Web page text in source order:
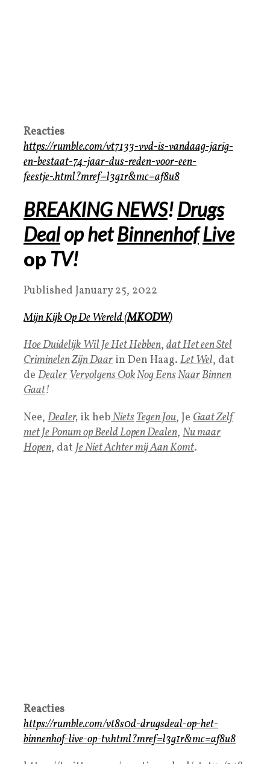
Reacties
https://rumble.com/vt7133-vvd-is-vandaag-jarig-
en-bestaat-74-jaar-dus-reden-voor-een-
feestje-.html?mref=l3g1r&mc=af8u8
BREAKING NEWS!Drugs
Dealop hetBinnenhofLive
op TV!
Published January 25, 2022
Mijn Kijk Op De Wereld(MKODW)
Hoe DuidelijkWil Je Het Hebben, dat Het eenStel
CriminelenZijn Daar in Den Haag. Let Wel, dat
de DealerVervolgens OokNog EensNaarBinnen
Gaat!
Nee, Dealer, ik hebNietsTegen Jou, Je Gaat Zelf
met Je Ponum op Beeld Lopen Dealen, Nu maar
Hopen, dat Je Niet Achter mij Aan Komt.
Reacties
https://rumble.com/vt8s0d-drugsdeal-op-het-
binnenhof-live-op-tv.html?mref=l3g1r&mc=af8u8